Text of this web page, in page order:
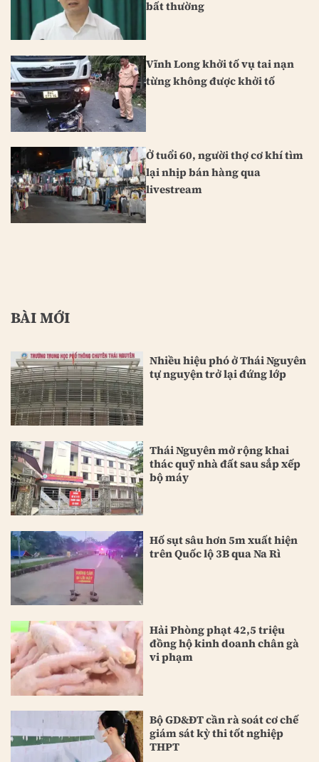
bất thường
Vĩnh Long khởi tố vụ tai nạn
từng không được khởi tố
Ở tuổi 60, người thợ cơ khí tìm
lại nhịp bán hàng qua
livestream
BÀI MỚI
Nhiều hiệu phó ở Thái Nguyên
tự nguyện trở lại đứng lớp
Thái Nguyên mở rộng khai
thác quỹ nhà đất sau sắp xếp
bộ máy
Hố sụt sâu hơn 5m xuất hiện
trên Quốc lộ 3B qua Na Rì
Hải Phòng phạt 42,5 triệu
đồng hộ kinh doanh chân gà
vi phạm
Bộ GD&ĐT cần rà soát cơ chế
giám sát kỳ thi tốt nghiệp
THPT